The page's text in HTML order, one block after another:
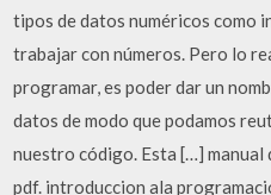
tipos de datos numéricos como
trabajar con números. Pero lo
programar, es poder dar un
datos de modo que podamos
nuestro código. Esta […]
pdf. introduccion ala